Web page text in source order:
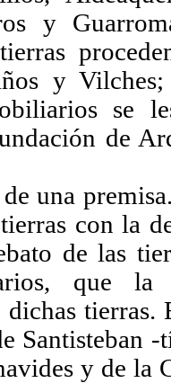
y
y
se
de
una
con la
de las
que
tierras.
Santisteban
y de la